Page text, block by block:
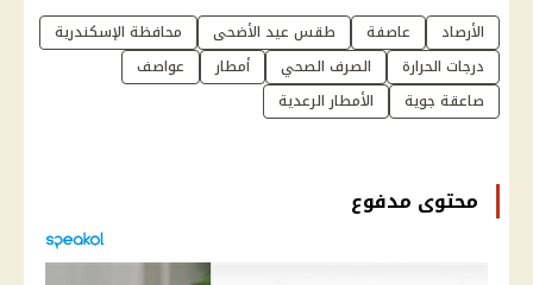
الأرصاد عاصفة طقس عيد الأضحى
محافظة الإسكندرية
درجات الحرارة
الصرف الصحي أمطار
عواصف
صاعقة جوية
الأمطار الرعدية
محتوى مدفوع